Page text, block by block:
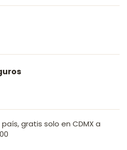
gratis solo en CDMX a